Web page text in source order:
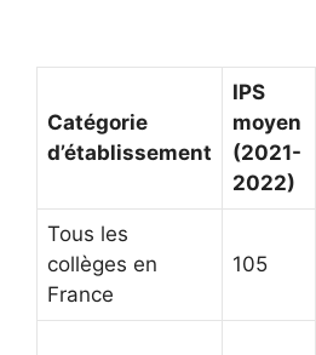
Catégorie
d’établissement
IPS
moyen
(2021-
2022)
Tous les
collèges en
France
105